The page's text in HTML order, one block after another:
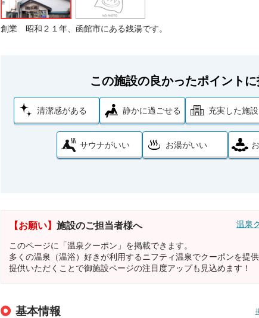
創業 昭和２１年、函館市にある銭湯です。
この施設の良かったポイント
清潔感がある 静かに過ごせる 充実した施設
サウナがいい お湯がいい
【お願い】 施設のご担当者様へ 温泉
このページに「温泉クーポン」を掲載できます。
多くの温泉（温浴）好きが利用するニフティ温泉でクーポンを提
提供いただくことで御施設ページの注目度アップも見込めます！
基本情報